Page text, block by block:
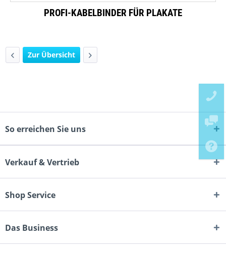
PROFI-KABELBINDER FÜR PLAKATE
Zur Übersicht
So erreichen Sie uns
Verkauf & Vertrieb
Shop Service
Das Business